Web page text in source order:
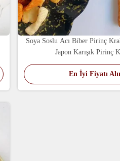
Soya Soslu Acı Biber Pirinç
Japon Karışık Pirinç
En İyi Fiyatı